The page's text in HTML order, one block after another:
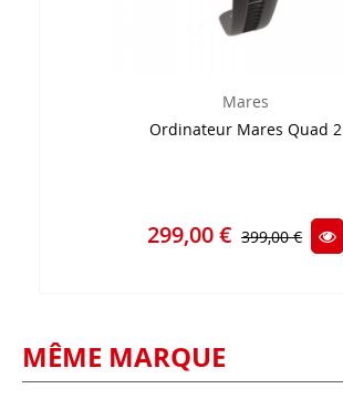
Mares
Ordinateur Mares Quad 2
299,00 € 399,00 €
MÊME MARQUE